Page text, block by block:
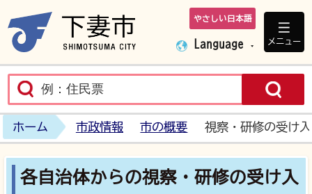
下妻市ホームペ
やさしい日本語
Language メニュー
ホーム 市政情報 市の概要 視察・研修の受け
各自治体からの視察・研修の受け入